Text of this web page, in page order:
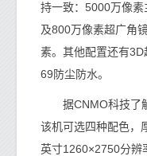
持一致：5000万像
及800万像素超广角
素。其他配置还有
69防尘防水。
据CNMO科技了解
该机可选四种配色，
英寸1260×2750分辨